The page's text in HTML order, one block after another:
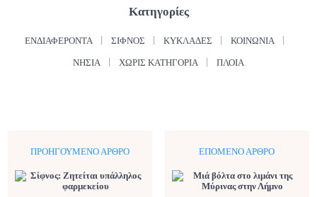
Κατηγορίες
ΕΝΔΙΑΦΈΡΟΝΤΑ ΣΊΦΝΟΣ ΚΥΚΛΆΔΕΣ ΚΟΙΝΩΝΊΑ
ΝΗΣΙΆ ΧΩΡΊΣ ΚΑΤΗΓΟΡΊΑ ΠΛΟΊΑ
ΠΡΟΗΓΟΎΜΕΝΟ ΆΡΘΡΟ ΕΠΌΜΕΝΟ ΆΡΘΡΟ